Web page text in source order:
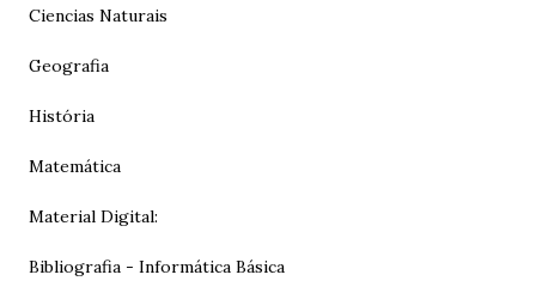
Ciencias Naturais
Geografia
História
Matemática
Material Digital:
Bibliografia - Informática Básica